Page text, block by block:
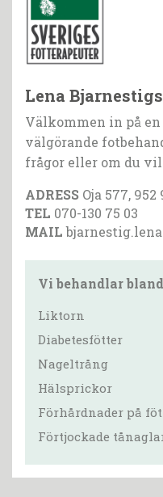
Lena
Välkommen in på
välgörande
frågor eller om du
ADRESS Oja 577,
TEL 070-130 75 03
MAIL
Vi behandlar
Liktorn
Diabetesfötter
Nageltrång
Hälsprickor
Förhårdnader på
Förtjockade